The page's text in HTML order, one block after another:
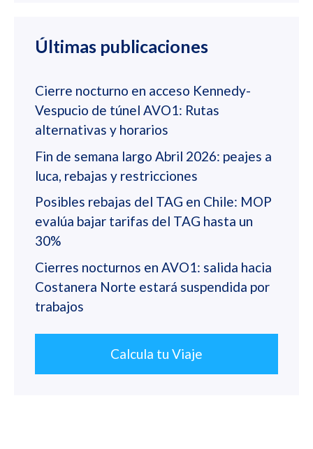
Últimas publicaciones
Cierre nocturno en acceso Kennedy-
Vespucio de túnel AVO1: Rutas
alternativas y horarios
Fin de semana largo Abril 2026: peajes a
luca, rebajas y restricciones
Posibles rebajas del TAG en Chile: MOP
evalúa bajar tarifas del TAG hasta un
30%
Cierres nocturnos en AVO1: salida hacia
Costanera Norte estará suspendida por
trabajos
Calcula tu Viaje